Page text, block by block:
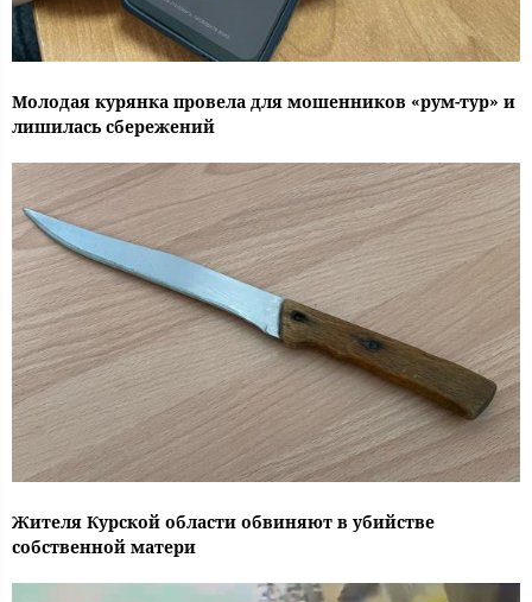
Молодая курянка провела для мошенников «рум-тур» и
лишилась сбережений
Жителя Курской области обвиняют в убийстве
собственной матери